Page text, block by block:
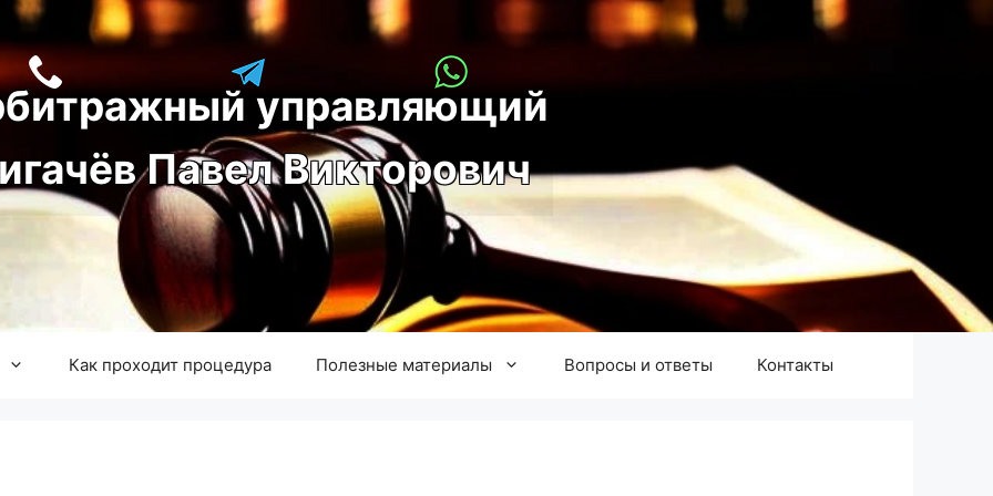
управляющий
игачёв Павел Викторович
Как проходит процедура Полезные материалы Вопросы и ответы Контакты